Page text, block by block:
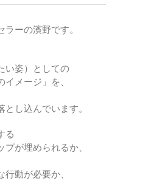
ーの濱野です。
い姿）としての
イメージ」を、
し込んでいます。
る
が埋められるか、
動が必要か、